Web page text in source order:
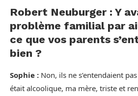
Robert Neuburger : Y
problème familial par
ce que vos parents
bien ?
Sophie : Non, ils ne s’entendaient
était alcoolique, ma mère, triste et